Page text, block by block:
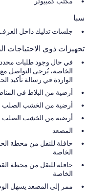
سبا
جلسات تدليك داخل الغرف
تجهيزات ذوي الاحتياجات
في حال وجود طلبات
الخاصة، يُرجى التواصل مع
الواردة في رسالة تأكيد
أرضية من البلاط في
أرضية من الخشب الصلب
أرضية من الخشب الصلب
المصعد
حافلة للنقل من محطة
الخاصة
حافلة للنقل من محطة
الخاصة
ممر إلى المصعد يسهل